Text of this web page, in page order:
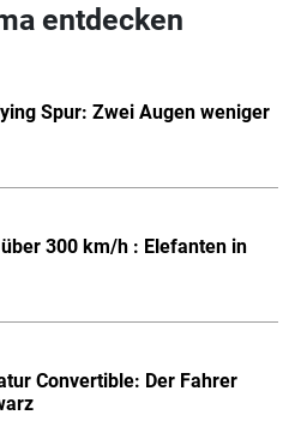
entdecken
Spur: Zwei Augen weniger
300 km/h : Elefanten in
Convertible: Der Fahrer